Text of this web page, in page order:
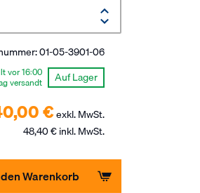
01-05-3901-06
Auf Lager
vor 16:00
versandt
€exkl. MwSt.
48,40 € inkl. MwSt.
Warenkorb